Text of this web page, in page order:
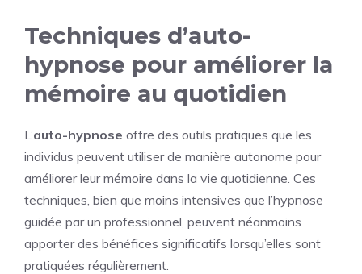
Techniques d’auto-
hypnose pour améliorer la
mémoire au quotidien
L’auto-hypnose offre des outils pratiques que les
individus peuvent utiliser de manière autonome pour
améliorer leur mémoire dans la vie quotidienne. Ces
techniques, bien que moins intensives que l’hypnose
guidée par un professionnel, peuvent néanmoins
apporter des bénéfices significatifs lorsqu’elles sont
pratiquées régulièrement.